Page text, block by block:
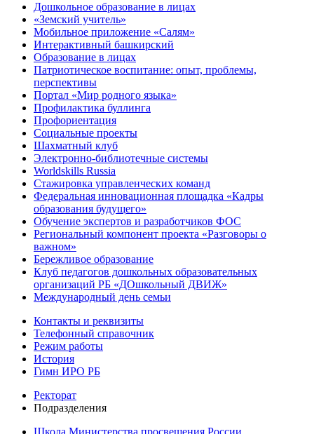
Дошкольное образование в лицах
«Земский учитель»
Мобильное приложение «Салям»
Интерактивный башкирский
Образование в лицах
Патриотическое воспитание: опыт, проблемы,
перспективы
Портал «Мир родного языка»
Профилактика буллинга
Профориентация
Социальные проекты
Шахматный клуб
Электронно-библиотечные системы
Worldskills Russia
Стажировка управленческих команд
Федеральная инновационная площадка «Кадры
образования будущего»
Обучение экспертов и разработчиков ФОС
Региональный компонент проекта «Разговоры о
важном»
Бережливое образование
Клуб педагогов дошкольных образовательных
организаций РБ «ДОшкольный ДВИЖ»
Международный день семьи
Контакты и реквизиты
Телефонный справочник
Режим работы
История
Гимн ИРО РБ
Ректорат
Подразделения
Школа Министерства просвещения России